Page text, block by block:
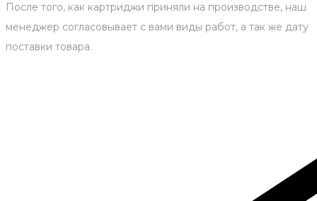
После того, как картриджи приняли на производстве, наш
менеджер согласовывает с вами виды работ, а так же дату
поставки товара.